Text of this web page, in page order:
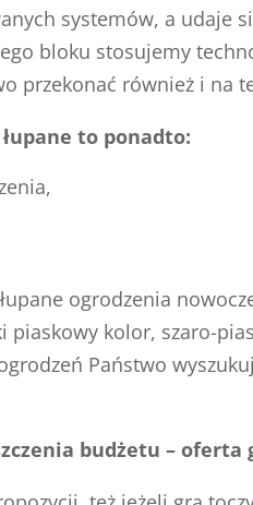
systemów, a udaje
bloku stosujemy
przekonać również i na
to ponadto:
ogrodzenia
piaskowy kolor, szaro-
Państwo
budżetu – oferta